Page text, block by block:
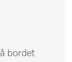
bordet